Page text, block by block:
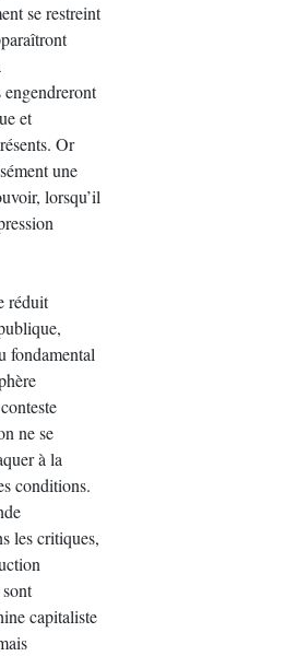
se restreint
et
Or
une
lorsqu’il
réduit
fondamental
ne se
à la
conditions.
les critiques,
capitaliste